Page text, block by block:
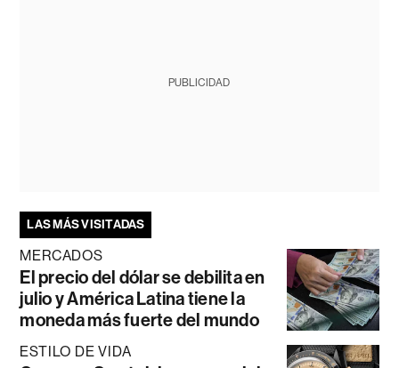
PUBLICIDAD
LAS MÁS VISITADAS
MERCADOS
El precio del dólar se debilita en
julio y América Latina tiene la
moneda más fuerte del mundo
ESTILO DE VIDA